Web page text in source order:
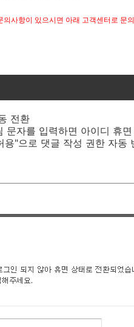
사항이 있으시면 아래 고객센터로 문
전환
문자를 입력하면 아이디 휴면
"으로 댓글 작성 권한 자동